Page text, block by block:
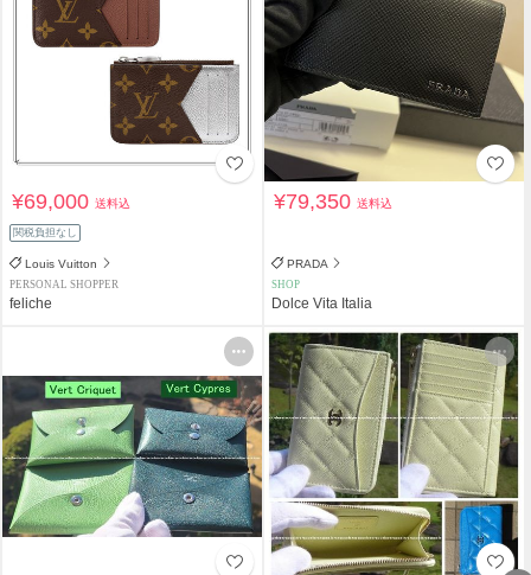
¥69,000送料込
関税負担なし
Louis Vuitton
PERSONAL SHOPPER
feliche
¥79,350送料込
PRADA
SHOP
Dolce Vita Italia